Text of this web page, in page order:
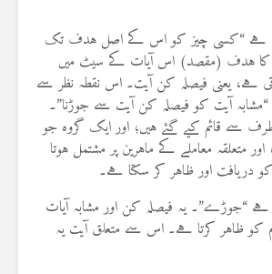
ہے “کسی چیز کو اس کے اصل ہدف تک
کا ہدف (مقصد) اس آیات کے سیٹ میں
ہے، یعنی فیصلہ کن آیت۔ اس نقطہ نظر سے
آیت کو فیصلہ کن آیت سے جوڑنا”۔
سے قائم کیے گئے ہیں؛ اور ایک گروہ جو
متعلقہ معاملے کے ماہرین پر مشتمل ہوتا
دریافت اور ظاہر کر سکتا ہے۔
“جوڑے”۔ یہ فیصلہ کن اور مشابہ آیات
ظاہر کرتا ہے۔ اس سے متعلق آیت یہ